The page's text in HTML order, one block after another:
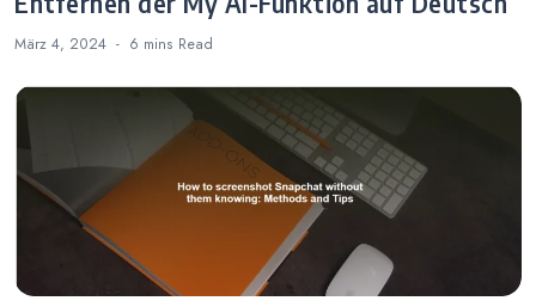
März 4, 2024 6 mins Read